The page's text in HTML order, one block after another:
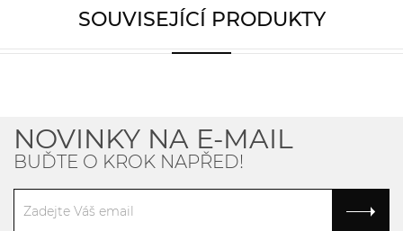
SOUVISEJÍCÍ PRODUKTY
NOVINKY NA E-MAIL
BUĎTE O KROK NAPŘED!